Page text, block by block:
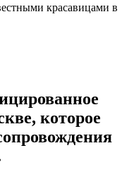
красавицами в
которое